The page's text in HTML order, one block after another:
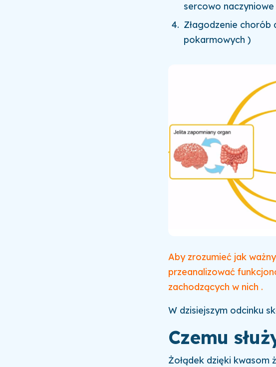
sercowo naczyniowe
Złagodzenie
pokarmowych )
Aby zrozumieć jak
przeanalizować
zachodzących w nich .
W dzisiejszym odcinku
Czemu
Żołądek dzięki kwasom